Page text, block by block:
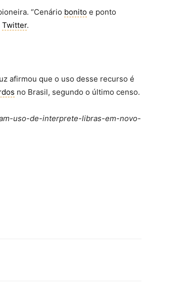
“Cenário bonito e ponto
Twitter.
afirmou que o uso desse recurso é
no Brasil, segundo o último censo.
uso-de-interprete-libras-em-novo-